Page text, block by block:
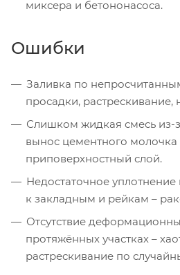
миксера и бетононасоса.
Ошибки
Заливка по
просадки,
Слишком жидкая смесь из-
вынос цементного
приповерхностный слой.
Недостаточное
к закладным и рейкам –
Отсутствие
протяжённых участках –
растрескивание по